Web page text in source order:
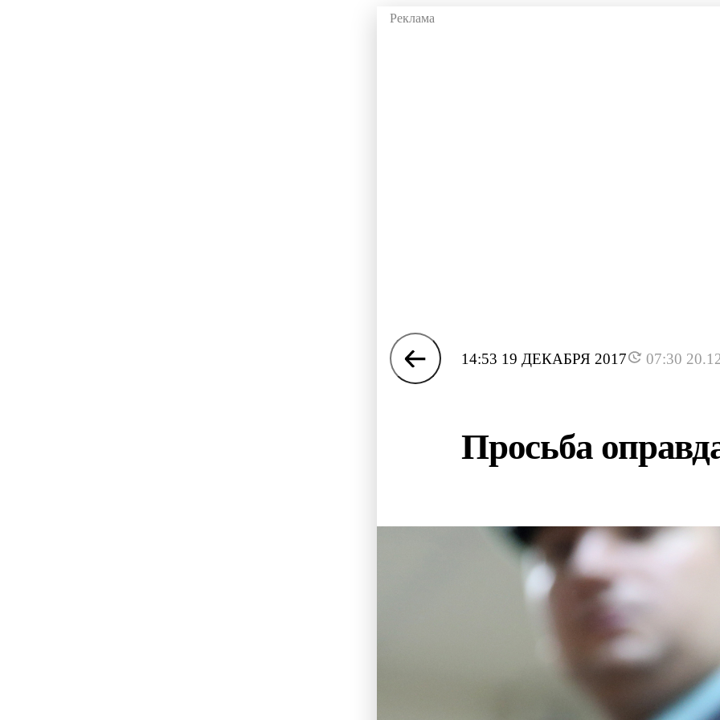
14:53 19 ДЕКАБРЯ 2017 07:30
Просьба